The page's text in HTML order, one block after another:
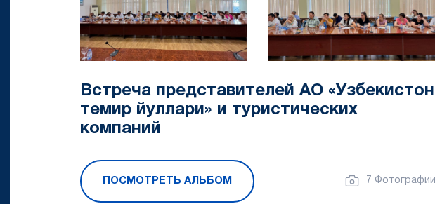
Встреча представителей АО «Узбекистон
темир йуллари» и туристических
компаний
ПОСМОТРЕТЬ АЛЬБОМ 7 Фотографии